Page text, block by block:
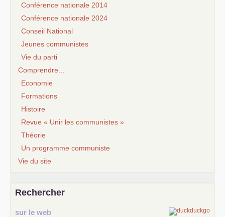
Conférence nationale 2014
Conférence nationale 2024
Conseil National
Jeunes communistes
Vie du parti
Comprendre...
Economie
Formations
Histoire
Revue « Unir les communistes »
Théorie
Un programme communiste
Vie du site
Rechercher
sur le web